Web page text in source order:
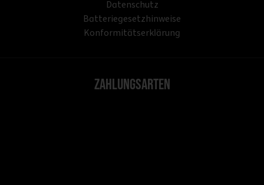
Datenschutz
Batteriegesetzhinweise
Konformitätserklärung
Zahlungsarten